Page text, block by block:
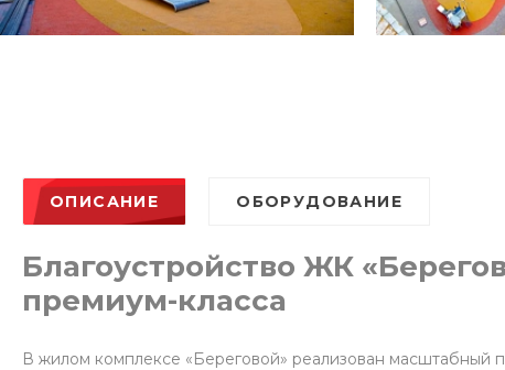
ОПИСАНИЕ ОБОРУДОВАНИЕ
Благоустройство ЖК
премиум-класса
В жилом комплексе «Береговой» реализован масштабный